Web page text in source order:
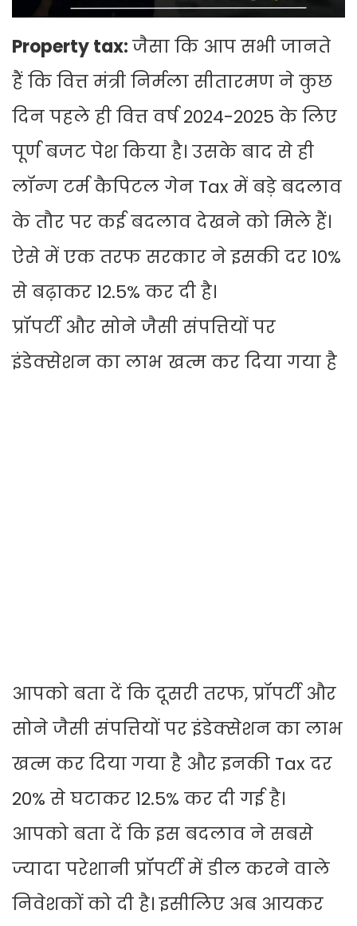
Property tax:जैसा कि आप सभी जानते
हैं कि वित्त मंत्री निर्मला सीतारमण ने कुछ
दिन पहले ही वित्त वर्ष 2024-2025 के लिए
पूर्ण बजट पेश किया है। उसके बाद से ही
लॉन्ग टर्म कैपिटल गेन Tax में बड़े बदलाव
के तौर पर कई बदलाव देखने को मिले हैं।
ऐसे में एक तरफ सरकार ने इसकी दर 10%
से बढ़ाकर 12.5% कर दी है।
प्रॉपर्टी और सोने जैसी संपत्तियों पर
इंडेक्सेशन का लाभ खत्म कर दिया गया है
आपको बता दें कि दूसरी तरफ, प्रॉपर्टी और
सोने जैसी संपत्तियों पर इंडेक्सेशन का लाभ
खत्म कर दिया गया है और इनकी Tax दर
20% से घटाकर 12.5% कर दी गई है।
आपको बता दें कि इस बदलाव ने सबसे
ज्यादा परेशानी प्रॉपर्टी में डील करने वाले
निवेशकों को दी है। इसीलिए अब आयकर